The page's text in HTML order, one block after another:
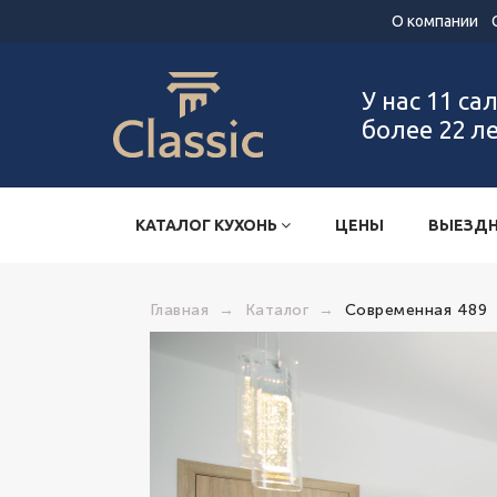
О компании
У нас 11
более 22
КАТАЛОГ КУХОНЬ ЦЕНЫ
Главная → Каталог → Современная 489